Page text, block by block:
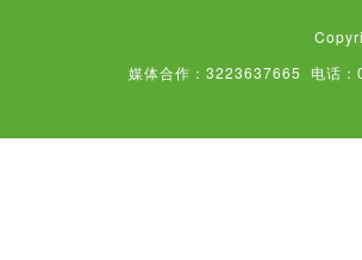
媒体合作：3223637665
电话